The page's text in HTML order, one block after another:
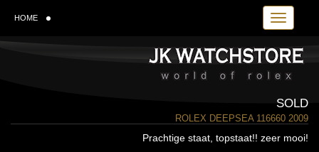
Toggle
HOME
SOLD
ROLEX DEEPSEA 116660 2009
Prachtige staat, topstaat!! zeer mooi!